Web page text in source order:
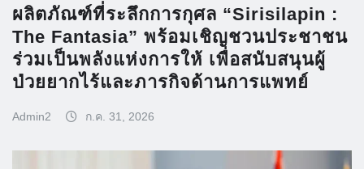
ผลิตภัณฑ์ที่ระลึกการกุศล “Sirisilapin :
The Fantasia” พร้อมเชิญชวนประชาชน
ร่วมเป็นพลังแห่งการให้ เพื่อสนับสนุนผู้
ป่วยยากไร้และภารกิจด้านการแพทย์
Admin2 ก.ค. 31, 2026